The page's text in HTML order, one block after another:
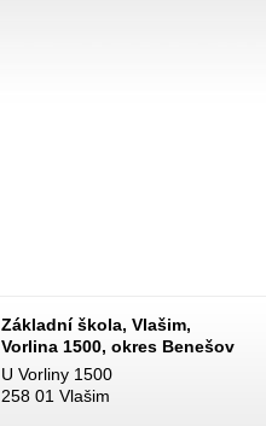
Základní škola, Vlašim,
Vorlina 1500, okres Benešov
U Vorliny 1500
258 01 Vlašim